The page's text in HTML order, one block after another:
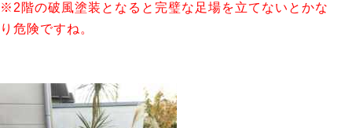
※2階の破風塗装となると完璧な足場を立てないとかな
り危険ですね。